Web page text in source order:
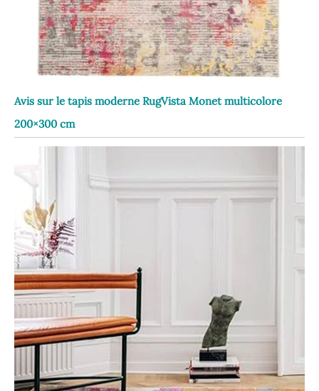
Avis sur le tapis moderne RugVista Monet multicolore
200×300 cm